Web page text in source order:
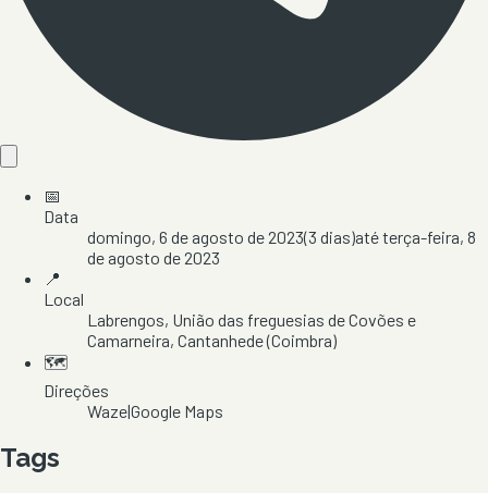
📅
Data
domingo, 6 de agosto de 2023(3 dias)atéterça-feira, 8
de agosto de 2023
📍
Local
Labrengos, União das freguesias de Covões e
Camarneira, Cantanhede(Coimbra)
🗺️
Direções
Waze|Google Maps
Tags